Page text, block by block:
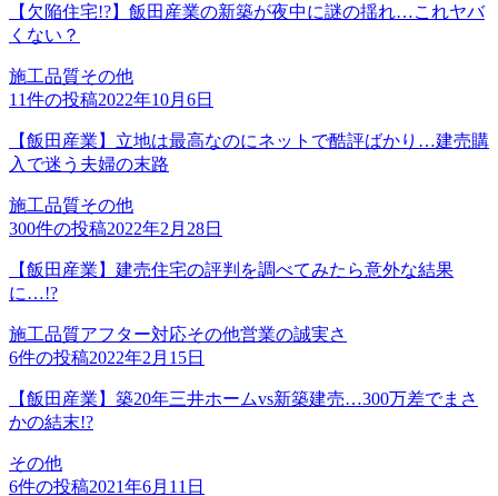
【欠陥住宅!?】飯田産業の新築が夜中に謎の揺れ…これヤバ
くない？
施工品質その他
11件の投稿2022年10月6日
【飯田産業】立地は最高なのにネットで酷評ばかり…建売購
入で迷う夫婦の末路
施工品質その他
300件の投稿2022年2月28日
【飯田産業】建売住宅の評判を調べてみたら意外な結果
に…!?
施工品質アフター対応その他営業の誠実さ
6件の投稿2022年2月15日
【飯田産業】築20年三井ホームvs新築建売…300万差でまさ
かの結末!?
その他
6件の投稿2021年6月11日